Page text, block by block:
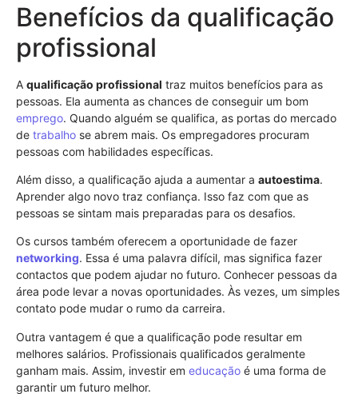
Benefícios da qualificação
profissional
A qualificação profissional traz muitos benefícios para as
pessoas. Ela aumenta as chances de conseguir um bom
emprego. Quando alguém se qualifica, as portas do mercado
de trabalho se abrem mais. Os empregadores procuram
pessoas com habilidades específicas.
Além disso, a qualificação ajuda a aumentar a autoestima.
Aprender algo novo traz confiança. Isso faz com que as
pessoas se sintam mais preparadas para os desafios.
Os cursos também oferecem a oportunidade de fazer
networking. Essa é uma palavra difícil, mas significa fazer
contactos que podem ajudar no futuro. Conhecer pessoas da
área pode levar a novas oportunidades. Às vezes, um simples
contato pode mudar o rumo da carreira.
Outra vantagem é que a qualificação pode resultar em
melhores salários. Profissionais qualificados geralmente
ganham mais. Assim, investir em educação é uma forma de
garantir um futuro melhor.